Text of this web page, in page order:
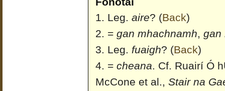
Leg. aire? (Back)
= gan mhachnamh, gan
Leg. fuaigh? (Back)
= cheana. Cf. Ruairí Ó
McCone et al., Stair na